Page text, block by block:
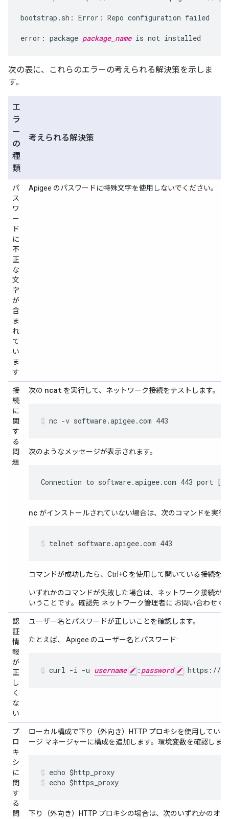
bootstrap.sh: Error: Repo configuration failed
error: package package_name is not installed
次の表に、これらのエラーの考えられる解決策を示しま
す。
エ
ラ
ー
の
種
類
考えられる解決策
パ
ス
ワ
ー
ド
に
不
正
な
文
字
が
含
ま
れ
て
い
ま
す
Apigee のパスワードに特殊文字を使用しないでください。
接
続
に
関
す
る
問
題
次の ncat を実行して、ネットワーク接続をテストします。
nc -v software.apigee.com 443
次のようなメッセージが表示されます。
Connection to software.apigee.com 443 port
nc がインストールされていない場合は、次のコマンドを実行
telnet software.apigee.com 443
コマンドが成功したら、Ctrl+C を使用して開いている接続を
いずれかのコマンドが失敗した場合は、ネットワーク接続が
いうことです。確認先 ネットワーク管理者に お問い合わせく
認
証
情
報
が
正
し
く
な
い
ユーザー名とパスワードが正しいことを確認します。
たとえば、 Apigee のユーザー名とパスワード:
curl -i -u username : password https://
プ
ロ
キ
シ
に
関
す
る
問
ローカル構成で下り（外向き）HTTP プロキシを使用してい
ージ マネージャーに構成を追加します。環境変数を確認しま
echo $https_proxy
下り（外向き）HTTP プロキシの場合は、次のいずれかのオ